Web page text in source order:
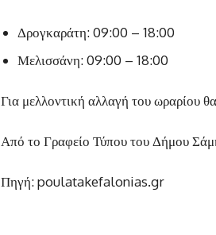
Δρογκαράτη: 09:00 – 18:00
Μελισσάνη: 09:00 – 18:00
Για μελλοντική αλλαγή του ωραρίου
Από το Γραφείο Τύπου του Δήμου
Πηγή: poulatakefalonias.gr